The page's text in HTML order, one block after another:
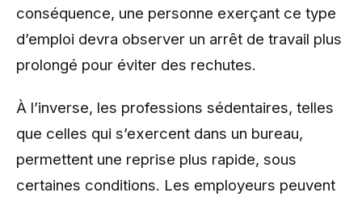
conséquence, une personne exerçant ce type
d’emploi devra observer un arrêt de travail plus
prolongé pour éviter des rechutes.
À l’inverse, les professions sédentaires, telles
que celles qui s’exercent dans un bureau,
permettent une reprise plus rapide, sous
certaines conditions. Les employeurs peuvent